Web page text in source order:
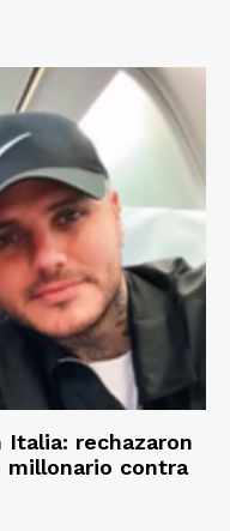
Italia: rechazaron
millonario contra